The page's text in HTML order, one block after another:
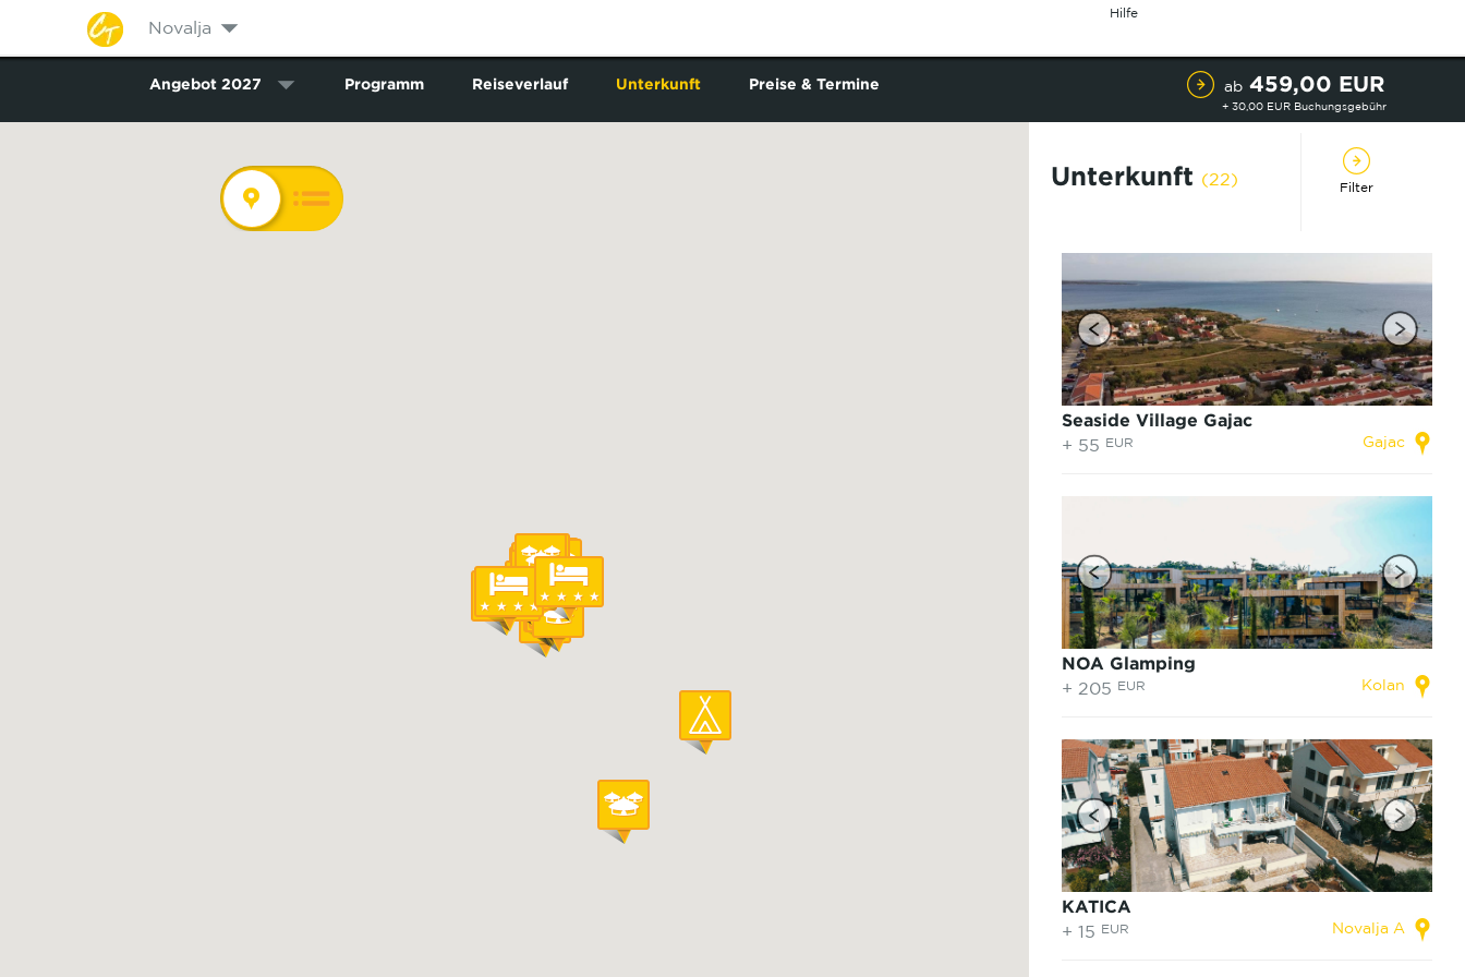
Novalja
Hilfe
Angebot 2027 Programm Reiseverlauf Unterkunft Preise & Termine ab 459,00 EUR
+ 30,00 EUR Buchungsgebühr
Unterkunft (22) Filter
Seaside Village Gajac
+ 55 EUR Gajac
NOA Glamping
+ 205 EUR Kolan
KATICA
+ 15 EUR Novalja A